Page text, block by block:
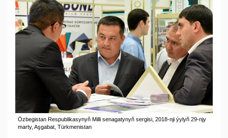
Özbegistan Respublikasynyň Milli senagatynyň sergisi, 2018-nji ýylyň 29-njy
marty, Aşgabat, Türkmenistan